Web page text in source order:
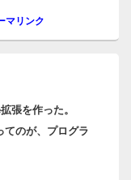
マリンク
張を作った。
てのが、プログラ